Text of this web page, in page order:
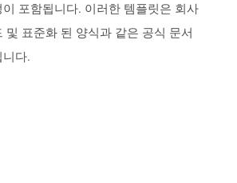
이 포함됩니다. 이러한 템플릿은 회사
및 표준화 된 양식과 같은 공식 문서
니다.